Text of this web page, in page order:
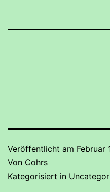
Veröffentlicht am Februar
Von Cohrs
Kategorisiert in